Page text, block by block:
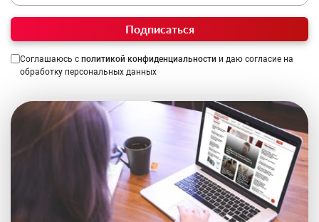
Подписаться
Соглашаюсь с политикой конфиденциальности и даю согласие на
обработку персональных данных